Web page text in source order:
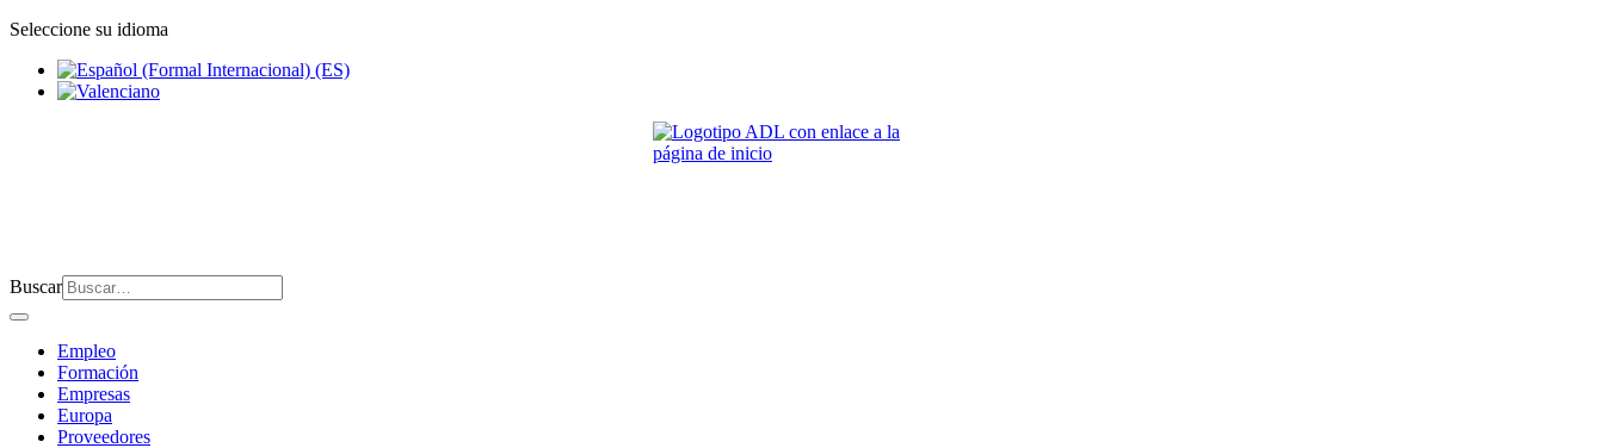
Seleccione su idioma
Buscar
Empleo
Formación
Empresas
Europa
Proveedores